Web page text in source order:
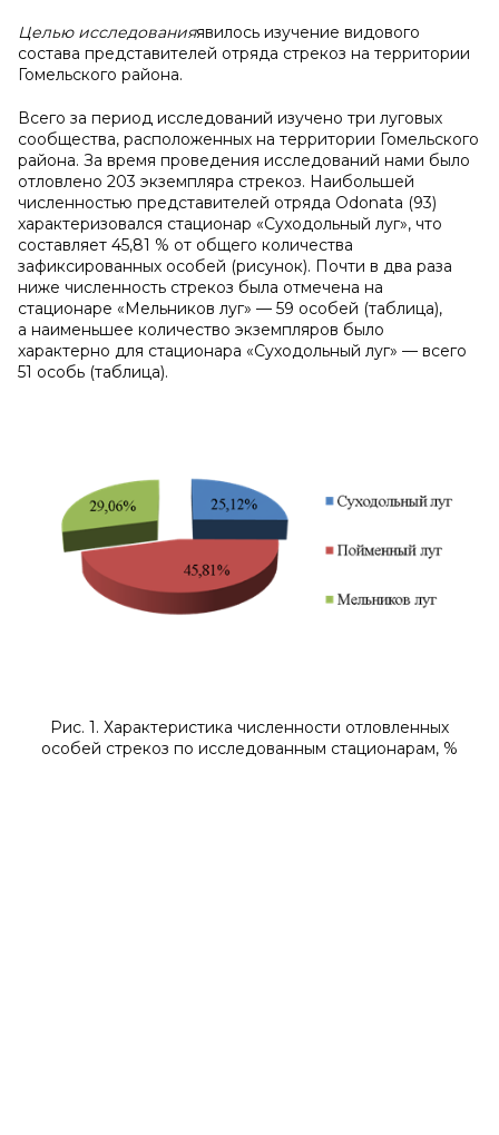
Целью исследованияявилось изучение видового
состава представителей отряда стрекоз на территории
Гомельского района.
Всего за период исследований изучено три луговых
сообщества, расположенных на территории Гомельского
района. За время проведения исследований нами было
отловлено 203 экземпляра стрекоз. Наибольшей
численностью представителей отряда Odonata (93)
характеризовался стационар «Суходольный луг», что
составляет 45,81 % от общего количества
зафиксированных особей (рисунок). Почти в два раза
ниже численность стрекоз была отмечена на
стационаре «Мельников луг» — 59 особей (таблица),
а наименьшее количество экземпляров было
характерно для стационара «Суходольный луг» — всего
51 особь (таблица).
Рис. 1. Характеристика численности отловленных
особей стрекоз по исследованным стационарам, %